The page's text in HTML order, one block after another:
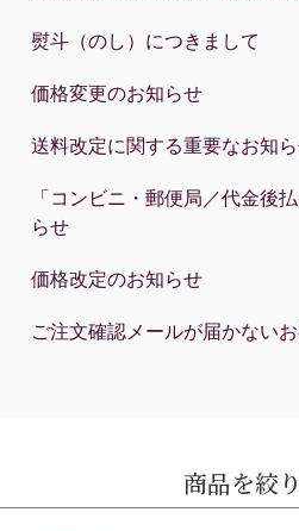
熨斗（のし）につきまして
価格変更のお知らせ
送料改定に関する重要なお知
「コンビニ・郵便局／代金後
らせ
価格改定のお知らせ
ご注文確認メールが届かない
商品を絞